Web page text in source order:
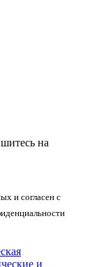
на
и согласен с